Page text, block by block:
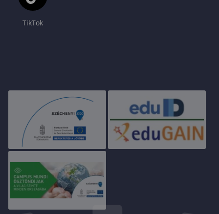
TikTok